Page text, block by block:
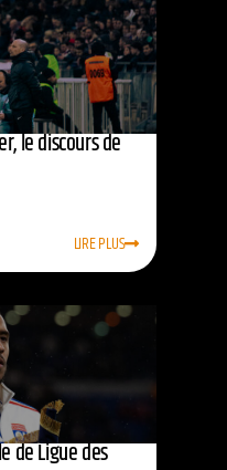
le discours de
LIRE PLUS
de Ligue des